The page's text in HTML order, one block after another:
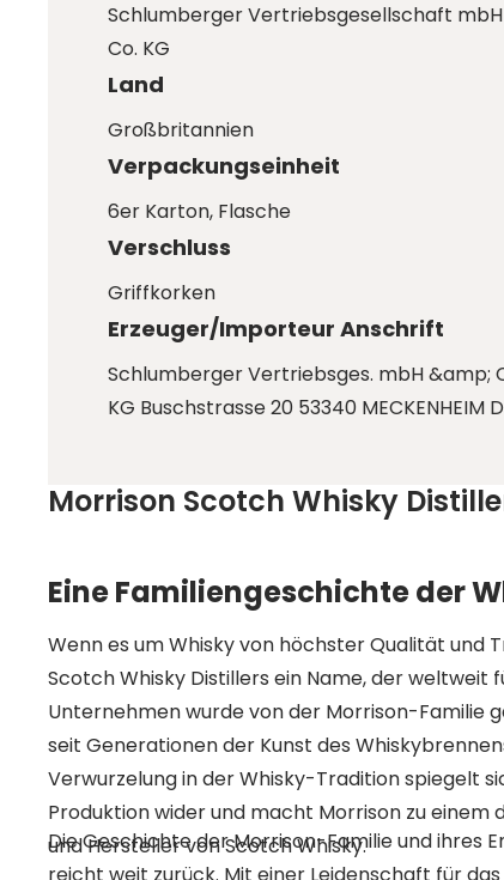
Schlumberger Vertriebsgesellschaft
Co. KG
Land
Großbritannien
Verpackungseinheit
6er Karton, Flasche
Verschluss
Griffkorken
Erzeuger/Importeur Anschrift
Schlumberger Vertriebsges. mbH &amp;
KG Buschstrasse 20 53340 MECKENHEIM
Morrison Scotch Whisky
Eine Familiengeschichte der
Wenn es um Whisky von höchster Qualität und
Scotch Whisky Distillers ein Name, der weltweit
Unternehmen wurde von der Morrison-Familie
seit Generationen der Kunst des
Verwurzelung in der Whisky-Tradition spiegelt
Produktion wider und macht Morrison zu einem
und Hersteller von Scotch Whisky.
Die Geschichte der Morrison-Familie und ihres